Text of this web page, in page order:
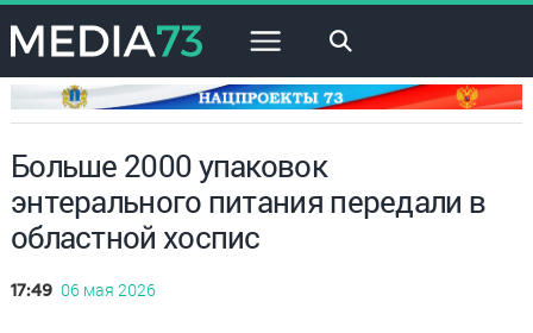
×
Больше 2000 упаковок
энтерального питания передали в
областной хоспис
17:49 06 мая 2026